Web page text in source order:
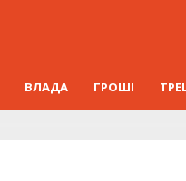
ВЛАДА ГРОШІ